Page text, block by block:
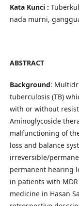
Kata Kunci :
nada murni,
ABSTRACT
Background:
tuberculosis (TB)
with or without
Aminoglycoside
malfunctioning of
loss and balance
irreversible/
permanent hearing
in patients with
medicine in Hasan